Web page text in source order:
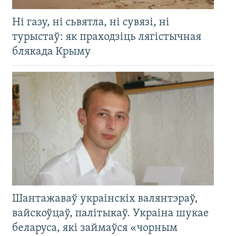
Ні газу, ні сьвятла, ні сувязі, ні
турыстаў: як праходзіць лягістычная
блякада Крыму
Шантажаваў украінскіх валянтэраў,
вайскоўцаў, палітыкаў. Украіна шукае
беларуса, які займаўся «чорным